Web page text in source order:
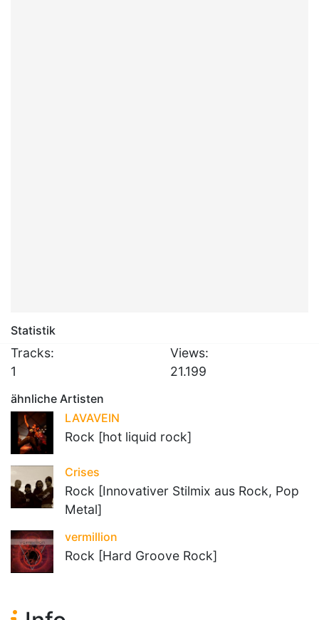
Statistik
Tracks:
1
Views:
21.199
ähnliche Artisten
LAVAVEIN
Rock [hot liquid rock]
Crises
Rock [Innovativer Stilmix aus Rock, Pop
Metal]
vermillion
Rock [Hard Groove Rock]